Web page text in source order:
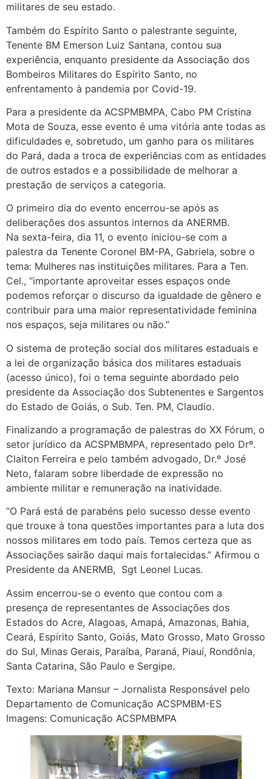
militares de seu estado.
Também do Espírito Santo o palestrante seguinte,
Tenente BM Emerson Luiz Santana, contou sua
experiência, enquanto presidente da Associação dos
Bombeiros Militares do Espírito Santo, no
enfrentamento à pandemia por Covid-19.
Para a presidente da ACSPMBMPA, Cabo PM Cristina
Mota de Souza, esse evento é uma vitória ante todas as
dificuldades e, sobretudo, um ganho para os militares
do Pará, dada a troca de experiências com as entidades
de outros estados e a possibilidade de melhorar a
prestação de serviços a categoria.
O primeiro dia do evento encerrou-se após as
deliberações dos assuntos internos da ANERMB.
Na sexta-feira, dia 11, o evento iniciou-se com a
palestra da Tenente Coronel BM-PA, Gabriela, sobre o
tema: Mulheres nas instituições militares. Para a Ten.
Cel., “importante aproveitar esses espaços onde
podemos reforçar o discurso da igualdade de gênero e
contribuir para uma maior representatividade feminina
nos espaços, seja militares ou não.”
O sistema de proteção social dos militares estaduais e
a lei de organização básica dos militares estaduais
(acesso único), foi o tema seguinte abordado pelo
presidente da Associação dos Subtenentes e Sargentos
do Estado de Goiás, o Sub. Ten. PM, Claudio.
Finalizando a programação de palestras do XX Fórum, o
setor jurídico da ACSPMBMPA, representado pelo Drº.
Claiton Ferreira e pelo também advogado, Dr.º José
Neto, falaram sobre liberdade de expressão no
ambiente militar e remuneração na inatividade.
“O Pará está de parabéns pelo sucesso desse evento
que trouxe à tona questões importantes para a luta dos
nossos militares em todo país. Temos certeza que as
Associações sairão daqui mais fortalecidas.” Afirmou o
Presidente da ANERMB, Sgt Leonel Lucas.
Assim encerrou-se o evento que contou com a
presença de representantes de Associações dos
Estados do Acre, Alagoas, Amapá, Amazonas, Bahia,
Ceará, Espírito Santo, Goiás, Mato Grosso, Mato Grosso
do Sul, Minas Gerais, Paraíba, Paraná, Piauí, Rondônia,
Santa Catarina, São Paulo e Sergipe.
Texto: Mariana Mansur – Jornalista Responsável pelo
Departamento de Comunicação ACSPMBM-ES
Imagens: Comunicação ACSPMBMPA